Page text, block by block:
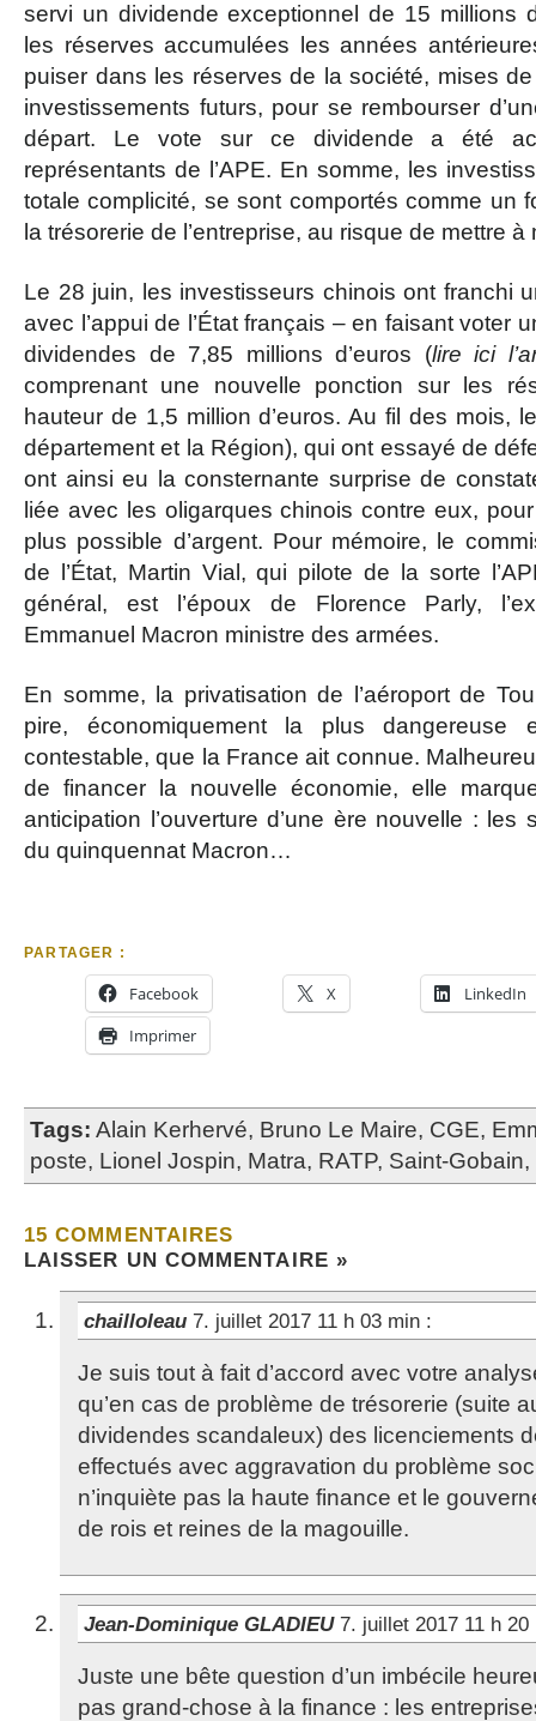
servi un dividende exceptionnel de 15 millions
les réserves accumulées les années
puiser dans les réserves de la société, mises
investissements futurs, pour se rembourser
départ. Le vote sur ce dividende a été
représentants de l’APE. En somme, les
totale complicité, se sont comportés comme un
la trésorerie de l’entreprise, au risque de mettre
Le 28 juin, les investisseurs chinois ont franchi
avec l’appui de l’État français – en faisant voter
dividendes de 7,85 millions d’euros (lire ici
comprenant une nouvelle ponction sur les
hauteur de 1,5 million d’euros. Au fil des mois,
département et la Région), qui ont essayé de
ont ainsi eu la consternante surprise de
liée avec les oligarques chinois contre eux,
plus possible d’argent. Pour mémoire, le
de l’État, Martin Vial, qui pilote de la sorte
général, est l’époux de Florence Parly,
Emmanuel Macron ministre des armées.
En somme, la privatisation de l’aéroport de
pire, économiquement la plus dangereuse
contestable, que la France ait connue.
de financer la nouvelle économie, elle
anticipation l’ouverture d’une ère nouvelle : les
du quinquennat Macron…
PARTAGER :
Facebook X
LinkedIn
Imprimer
Tags: Alain Kerhervé, Bruno Le Maire, CGE,
poste, Lionel Jospin, Matra, RATP, Saint-Gobain,
15 COMMENTAIRES
LAISSER UN COMMENTAIRE »
chailloleau 7. juillet 2017 11 h 03 min :
Je suis tout à fait d’accord avec votre
qu’en cas de problème de trésorerie (suite
dividendes scandaleux) des licenciements
effectués avec aggravation du problème
n’inquiète pas la haute finance et le
de rois et reines de la magouille.
Jean-Dominique GLADIEU 7. juillet 2017 11 h
Juste une bête question d’un imbécile
pas grand-chose à la finance : les